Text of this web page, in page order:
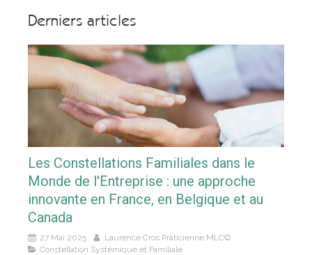
Derniers articles
Les Constellations Familiales dans le
Monde de l'Entreprise : une approche
innovante en France, en Belgique et au
Canada
27 Mai 2025
Laurence Cros Praticienne MLC©
Constellation Systémique et Familiale